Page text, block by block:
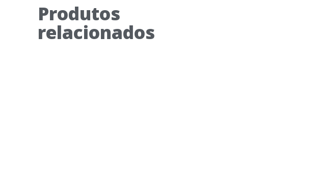
Produtos
relacionados